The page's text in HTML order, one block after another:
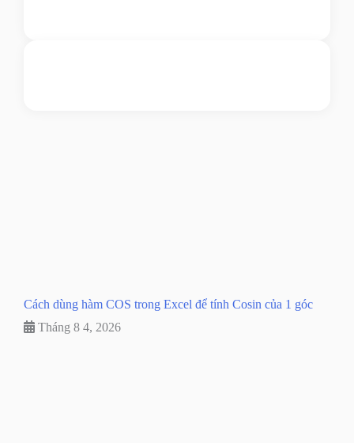
Cách dùng hàm COS trong Excel để tính Cosin của 1 góc
Tháng 8 4, 2026